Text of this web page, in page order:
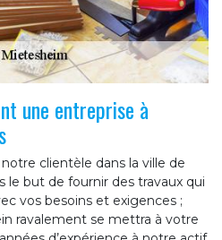
une entreprise à
clientèle dans la ville de
le but de fournir des travaux qui
vos besoins et exigences ;
ravalement se mettra à votre